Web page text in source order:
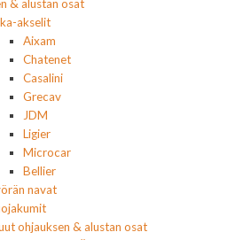
& alustan osat
akselit
Aixam
Chatenet
Casalini
Grecav
JDM
Ligier
Microcar
Bellier
navat
ohjauksen & alustan osat